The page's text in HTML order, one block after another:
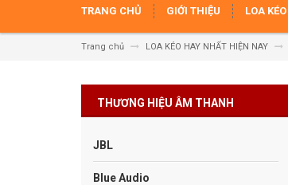
TRANG CHỦ GIỚI THIỆU LOA KÉO
Trang chủ LOA KÉO HAY NHẤT HIỆN NAY
THƯƠNG HIỆU ÂM THANH
JBL
Blue Audio